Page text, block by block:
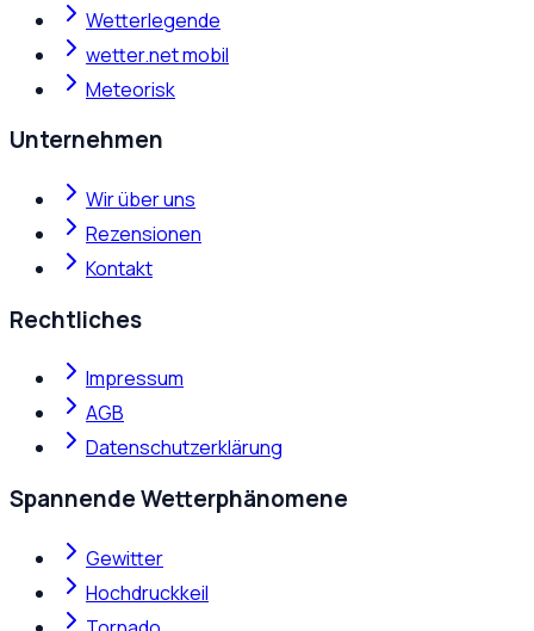
Wetterlegende
wetter.net mobil
Meteorisk
Unternehmen
Wir über uns
Rezensionen
Kontakt
Rechtliches
Impressum
AGB
Datenschutzerklärung
Spannende Wetterphänomene
Gewitter
Hochdruckkeil